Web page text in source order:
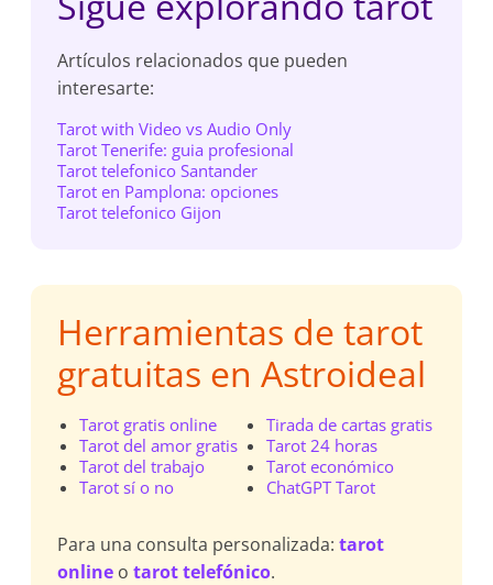
Artículos relacionados que pueden
interesarte:
Tarot with Video vs Audio Only
Tarot Tenerife: guia profesional
Tarot telefonico Santander
Tarot en Pamplona: opciones
Tarot telefonico Gijon
Herramientas de tarot
gratuitas en Astroideal
Tarot gratis online
Tarot del amor gratis
Tarot del trabajo
Tarot sí o no
Tirada de cartas gratis
Tarot 24 horas
Tarot económico
ChatGPT Tarot
Para una consulta personalizada:tarot
online otarot telefónico.